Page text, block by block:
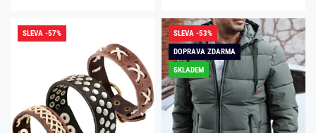
SLEVA -57%
SLEVA -53%
DOPRAVA ZDARMA
SKLADEM